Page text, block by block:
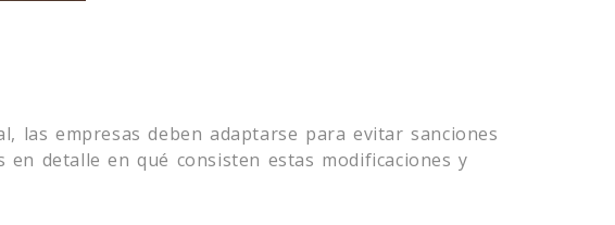
empresas deben adaptarse para evitar sanciones
detalle en qué consisten estas modificaciones y